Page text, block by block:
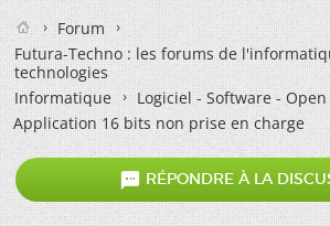
Forum
Futura-Techno : les forums de
technologies
Informatique
Logiciel - Software -
Application 16 bits non prise en charge
 RÉPONDRE À LA